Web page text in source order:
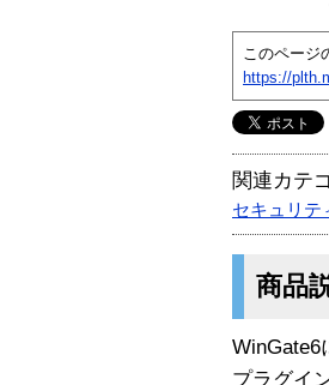
このページ
https://
関連カテ
セキュリテ
商品
WinGate6
プラグイ